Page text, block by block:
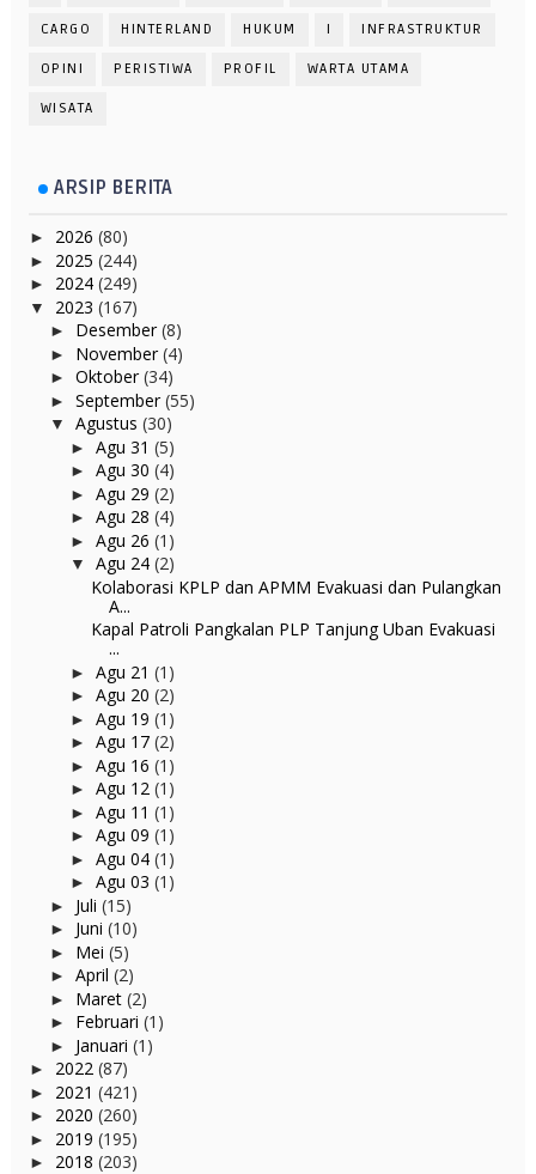
CARGO HINTERLAND HUKUM I INFRASTRUKTUR
OPINI PERISTIWA PROFIL WARTA UTAMA
WISATA
ARSIP BERITA
► 2026 (80)
► 2025 (244)
► 2024 (249)
▼ 2023 (167)
► Desember(8)
► November(4)
► Oktober(34)
► September(55)
▼ Agustus (30)
► Agu 31 (5)
► Agu 30 (4)
► Agu 29 (2)
► Agu 28 (4)
► Agu 26 (1)
▼ Agu 24 (2)
Kolaborasi KPLP dan APMM Evakuasi dan Pulangkan
A...
Kapal Patroli Pangkalan PLP Tanjung Uban Evakuasi
...
► Agu 21 (1)
► Agu 20 (2)
► Agu 19 (1)
► Agu 17 (2)
► Agu 16 (1)
► Agu 12 (1)
► Agu 11 (1)
► Agu 09 (1)
► Agu 04 (1)
► Agu 03 (1)
► Juli (15)
► Juni (10)
► Mei (5)
► April (2)
► Maret (2)
► Februari (1)
► Januari (1)
► 2022 (87)
► 2021 (421)
► 2020 (260)
► 2019 (195)
► 2018 (203)